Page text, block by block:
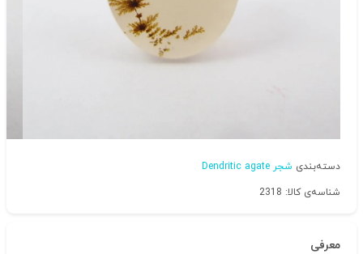
دسته‌بندی شجر Dendritic agate
شناسه‌ی کالا: 2318
معرفی